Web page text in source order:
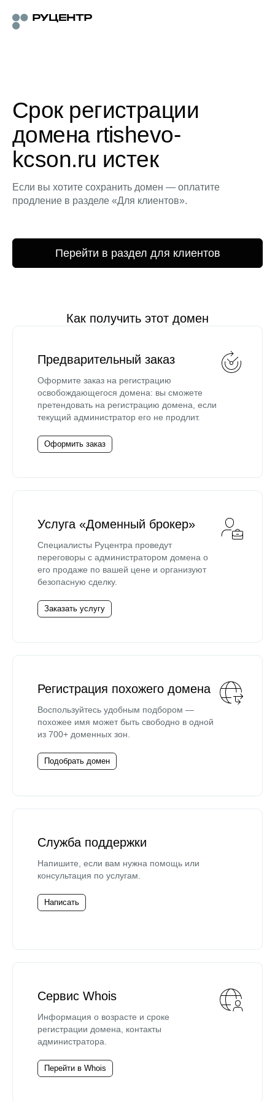
Срок регистрации
домена rtishevo-
kcson.ru истек
Если вы хотите сохранить домен — оплатите
продление в разделе «Для клиентов».
Перейти в раздел для клиентов
Как получить этот домен
Предварительный заказ
Оформите заказ на регистрацию
освобождающегося домена: вы сможете
претендовать на регистрацию домена, если
текущий администратор его не продлит.
Оформить заказ
Услуга «Доменный брокер»
Специалисты Руцентра проведут
переговоры с администратором домена о
его продаже по вашей цене и организуют
безопасную сделку.
Заказать услугу
Регистрация похожего домена
Воспользуйтесь удобным подбором —
похожее имя может быть свободно в одной
из 700+ доменных зон.
Подобрать домен
Служба поддержки
Напишите, если вам нужна помощь или
консультация по услугам.
Написать
Сервис Whois
Информация о возрасте и сроке
регистрации домена, контакты
администратора.
Перейти в Whois